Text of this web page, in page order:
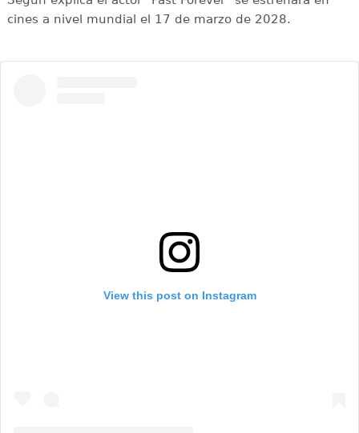
cines a nivel mundial el 17 de marzo de 2028.
View this post on Instagram